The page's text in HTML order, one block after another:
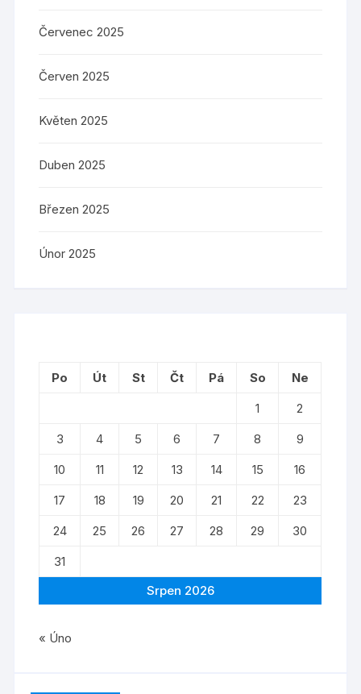
Červenec 2025
Červen 2025
Květen 2025
Duben 2025
Březen 2025
Únor 2025
Srpen 2026
Po Út St Čt Pá So
Ne
1
2
3
4 5 6 7 8
9
10
11 12 13 14 15
16
17
18 19 20 21 22
23
24
25 26 27 28 29
30
31
« Úno